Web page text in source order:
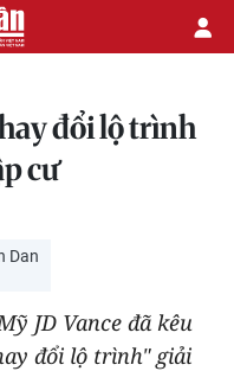
đổi lộ trình
cư
Dan
JD Vance đã kêu
đổi lộ trình" giải